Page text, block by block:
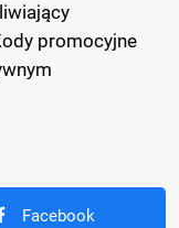
promocyjne
Facebook